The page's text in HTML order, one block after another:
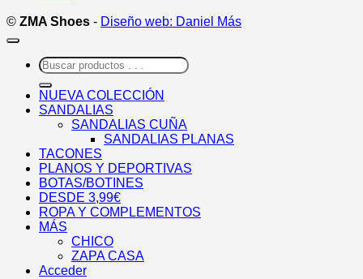
© ZMA Shoes - Diseño web: Daniel Más
Buscar
por:
NUEVA COLECCIÓN
SANDALIAS
SANDALIAS CUÑA
SANDALIAS PLANAS
TACONES
PLANOS Y DEPORTIVAS
BOTAS/BOTINES
DESDE 3,99€
ROPA Y COMPLEMENTOS
MÁS
CHICO
ZAPA CASA
Acceder